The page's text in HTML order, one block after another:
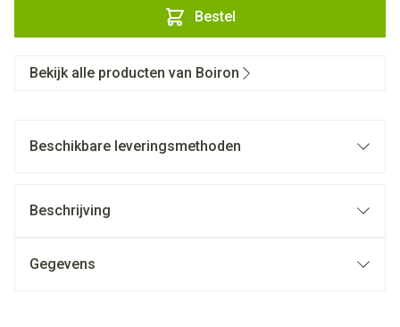
Bestel
Bekijk alle producten van Boiron
Beschikbare leveringsmethoden
Beschrijving
Gegevens